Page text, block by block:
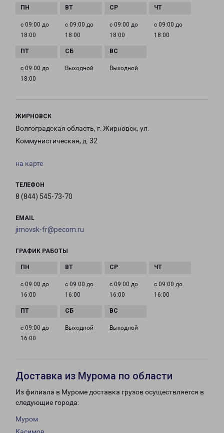
с 09:00 до
18:00
с 09:00 до
18:00
с 09:00 до
18:00
с 09:00 до
18:00
с 09:00 до
18:00
Выходной Выходной
ЖИРНОВСК
Волгоградская область, г. Жирновск, ул.
Коммунистическая, д. 32
на карте
ТЕЛЕФОН
8 (844) 545-73-70
EMAIL
jirnovsk-fr@pecom.ru
ГРАФИК РАБОТЫ
с 09:00 до
16:00
с 09:00 до
16:00
с 09:00 до
16:00
с 09:00 до
16:00
с 09:00 до
16:00
Выходной Выходной
Доставка из Мурома по области
Из филиала в Муроме доставка грузов осуществляется в
следующие города:
Муром